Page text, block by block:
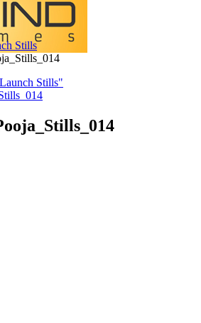
Stills
Stills"